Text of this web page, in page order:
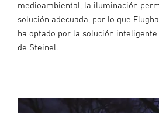
medioambiental, la iluminación
solución adecuada, por lo que
ha optado por la solución
de Steinel.